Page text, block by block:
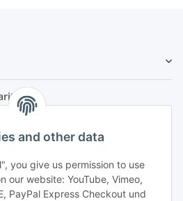
and other data
you give us permission to use
our website: YouTube, Vimeo,
PayPal Express Checkout und